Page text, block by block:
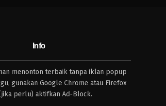
Info
menonton terbaik tanpa iklan popup
gunakan Google Chrome atau Firefox
perlu) aktifkan Ad-Block.